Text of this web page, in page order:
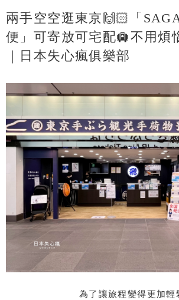
兩手空空逛東京🙌🏻「
便」可寄放可宅配🛄不用煩
｜日本失心瘋俱樂部
為了讓旅程變得更加輕